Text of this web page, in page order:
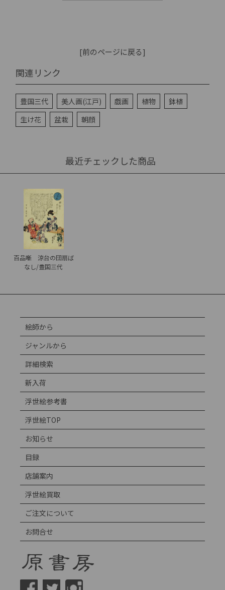
[前のページに戻る]
関連リンク
豊国三代 美人画(江戸) 戯画 植物
鉢植
生け花
盆栽 朝顔
最近チェックした商品
百品噺 涼台の団扇ば
なし/豊国三代
絵師から
ジャンルから
詳細検索
新入荷
浮世絵参考書
浮世絵TOP
お知らせ
目録
店舗案内
浮世絵買取
ご注文について
お問合せ